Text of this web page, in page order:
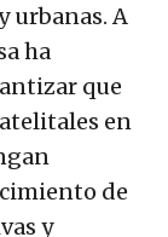
urbanas. A
ha
que
en
de
y